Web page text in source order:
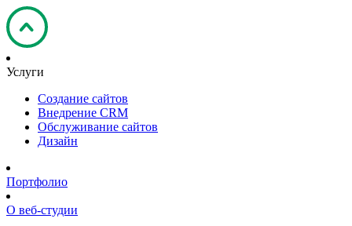
Услуги
Создание сайтов
Внедрение CRM
Обслуживание сайтов
Дизайн
Портфолио
О веб-студии